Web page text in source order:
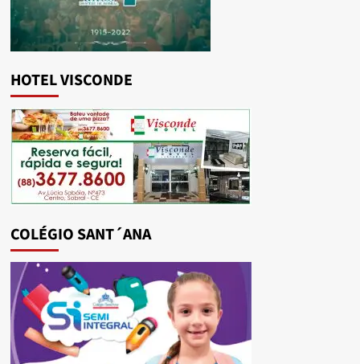
HOTEL VISCONDE
COLÉGIO SANT´ANA